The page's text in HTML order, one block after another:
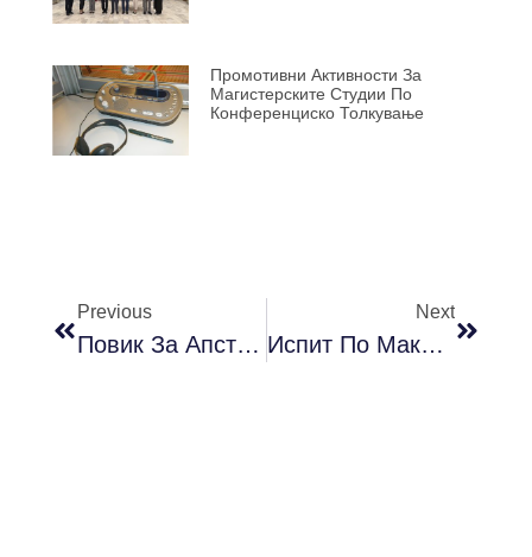
Промотивни Активности За
Магистерските Студии По
Конференциско Толкување
Previous
Повик За Апстракти За Седмата Студентска Конференција „Како Си Ми?“
Next
Испит По Македонски Јазик За Странски Студенти – ТЕМАК (24.8.2021 Г. Во 10:00 Ч.) | ЦЕТИС МАК | CETIS MAK